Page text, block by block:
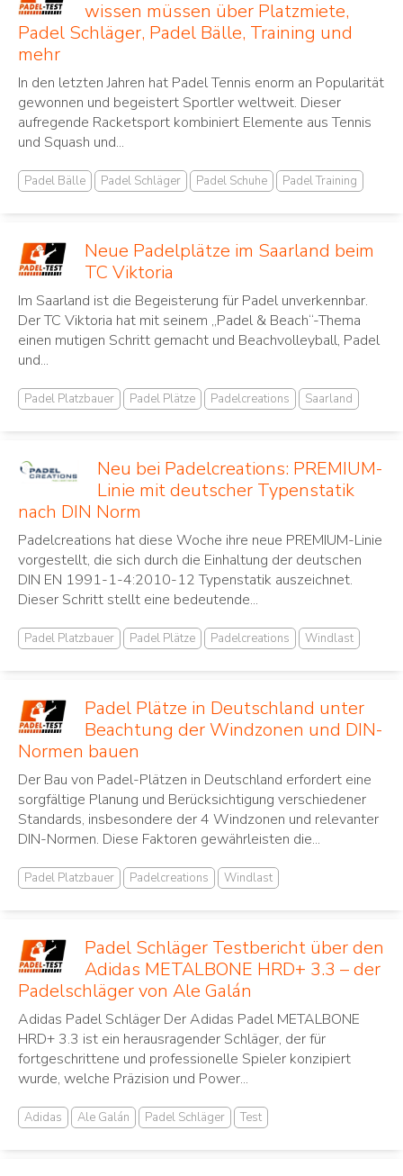
wissen müssen über Platzmiete,
Padel Schläger, Padel Bälle, Training und
mehr
In den letzten Jahren hat Padel Tennis ‌enorm an Popularität⁢
gewonnen und begeistert Sportler ⁤weltweit. Dieser⁤
aufregende Racketsport ⁣kombiniert Elemente aus Tennis
und Squash und...
Padel Bälle Padel Schläger Padel Schuhe Padel Training
Neue Padelplätze im Saarland beim
TC Viktoria
Im Saarland ist die Begeisterung für Padel unverkennbar.
Der TC Viktoria hat mit seinem „Padel & Beach“-Thema
einen mutigen Schritt gemacht und Beachvolleyball, Padel
und...
Padel Platzbauer Padel Plätze Padelcreations Saarland
Neu bei Padelcreations: PREMIUM-
Linie mit deutscher Typenstatik
nach DIN Norm
Padelcreations hat diese Woche ihre neue PREMIUM-Linie
vorgestellt, die sich durch die Einhaltung der deutschen
DIN EN 1991-1-4:2010-12 Typenstatik auszeichnet.
Dieser Schritt stellt eine bedeutende...
Padel Platzbauer Padel Plätze Padelcreations Windlast
Padel Plätze in Deutschland unter
Beachtung der Windzonen und DIN-
Normen bauen
Der Bau von Padel-Plätzen in Deutschland erfordert eine
sorgfältige Planung und Berücksichtigung verschiedener
Standards, insbesondere der 4 Windzonen und relevanter
DIN-Normen. Diese Faktoren gewährleisten die...
Padel Platzbauer Padelcreations Windlast
Padel Schläger Testbericht über den
Adidas METALBONE HRD+ 3.3 – der
Padelschläger von Ale Galán
Adidas Padel Schläger Der Adidas Padel METALBONE
HRD+ 3.3 ist ein herausragender Schläger, der für
fortgeschrittene und professionelle Spieler konzipiert
wurde, welche Präzision und Power...
Adidas Ale Galán Padel Schläger Test